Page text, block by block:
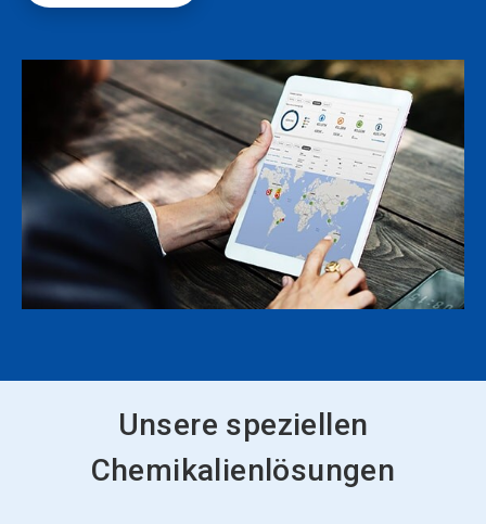
Unsere speziellen
Chemikalienlösungen